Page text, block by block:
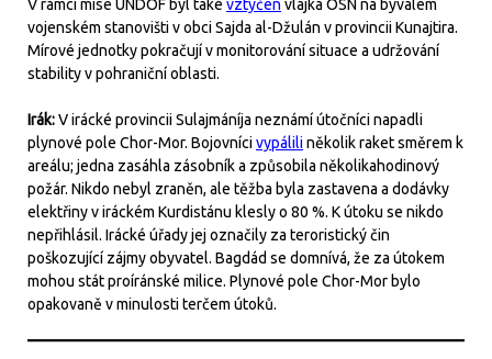
V rámci mise UNDOF byl také vztyčen vlajka OSN na bývalém
vojenském stanovišti v obci Sajda al-Džulán v provincii Kunajtira.
Mírové jednotky pokračují v monitorování situace a udržování
stability v pohraniční oblasti.
Irák:V irácké provincii Sulajmáníja neznámí útočníci napadli
plynové pole Chor-Mor. Bojovnícivypáliliněkolik raket směrem k
areálu; jedna zasáhla zásobník a způsobila několikahodinový
požár. Nikdo nebyl zraněn, ale těžba byla zastavena a dodávky
elektřiny v iráckém Kurdistánu klesly o 80 %. K útoku se nikdo
nepřihlásil. Irácké úřady jej označily za teroristický čin
poškozující zájmy obyvatel. Bagdád se domnívá, že za útokem
mohou stát proíránské milice. Plynové pole Chor-Mor bylo
opakovaně v minulosti terčem útoků.